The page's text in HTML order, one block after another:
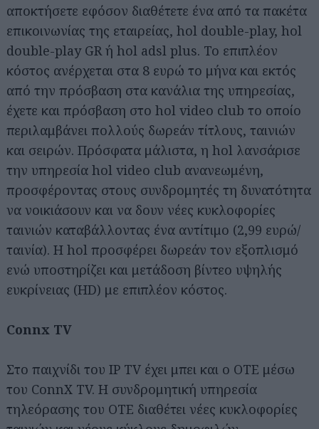
αποκτήσετε εφόσον διαθέτετε ένα από τα πακέτα
επικοινωνίας της εταιρείας, hol double-play, hol
double-play GR ή hol adsl plus. Το επιπλέον
κόστος ανέρχεται στα 8 ευρώ το μήνα και εκτός
από την πρόσβαση στα κανάλια της υπηρεσίας,
έχετε και πρόσβαση στο hol video club το οποίο
περιλαμβάνει πολλούς δωρεάν τίτλους, ταινιών
και σειρών. Πρόσφατα μάλιστα, η hol λανσάρισε
την υπηρεσία hol video club ανανεωμένη,
προσφέροντας στους συνδρομητές τη δυνατότητα
να νοικιάσουν και να δουν νέες κυκλοφορίες
ταινιών καταβάλλοντας ένα αντίτιμο (2,99 ευρώ/
ταινία). Η hol προσφέρει δωρεάν τον εξοπλισμό
ενώ υποστηρίζει και μετάδοση βίντεο υψηλής
ευκρίνειας (HD) με επιπλέον κόστος.
Connx TV
Στο παιχνίδι του IP TV έχει μπει και ο OTE μέσω
του ConnX TV. Η συνδρομητική υπηρεσία
τηλεόρασης του OTE διαθέτει νέες κυκλοφορίες